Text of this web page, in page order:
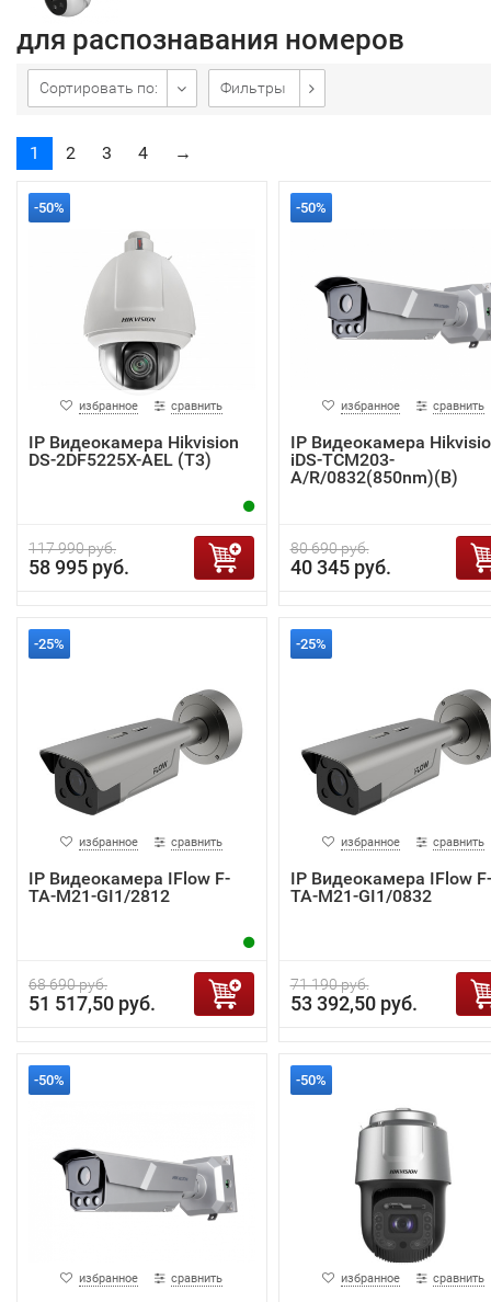
для распознавания номеров
Сортировать по: Фильтры
1 2 3 4 →
-50%
избранное сравнить
IP Видеокамера Hikvision
DS-2DF5225X-AEL (T3)
117 990 руб.
58 995 руб.
-50%
избранное сравнить
IP Видеокамера
iDS-TCM203-
A/R/0832(850nm)(B)
80 690 руб.
40 345 руб.
-25%
избранное сравнить
IP Видеокамера IFlow F-
TA-M21-GI1/2812
68 690 руб.
51 517,50 руб.
-25%
избранное сравнить
IP Видеокамера IFlow F-
TA-M21-GI1/0832
71 190 руб.
53 392,50 руб.
-50%
избранное сравнить
-50%
избранное сравнить